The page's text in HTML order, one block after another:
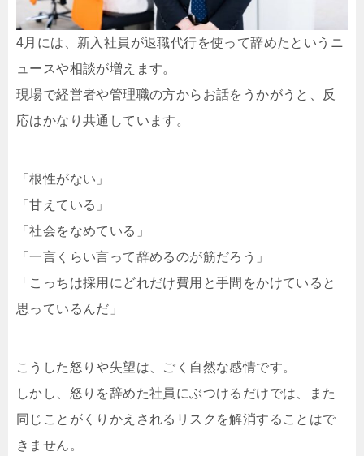
4月には、新入社員が退職代行を使って辞めたというニ
ュースや相談が増えます。
現場で経営者や管理職の方からお話をうかがうと、反
応はかなり共通しています。
「根性がない」
「甘えている」
「社会をなめている」
「一言くらい言って辞めるのが筋だろう」
「こっちは採用にどれだけ費用と手間をかけていると
思っているんだ」
こうした怒りや失望は、ごく自然な感情です。
しかし、怒りを辞めた社員にぶつけるだけでは、また
同じことがくりかえされるリスクを解消することはで
きません。